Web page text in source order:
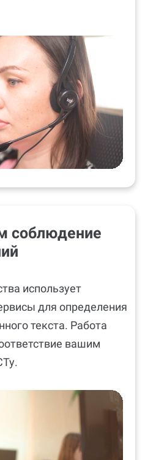
соблюдение
использует
для определения
текста. Работа
вашим